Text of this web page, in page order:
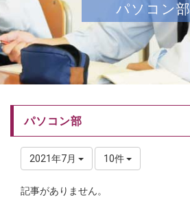
パソコン部
パソコン部
2021年7月 10件
記事がありません。